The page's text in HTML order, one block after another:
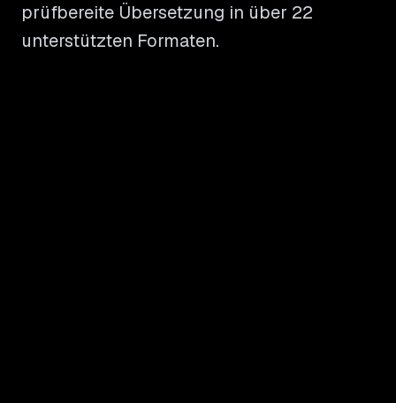
prüfbereite Übersetzung in über 22
unterstützten Formaten.